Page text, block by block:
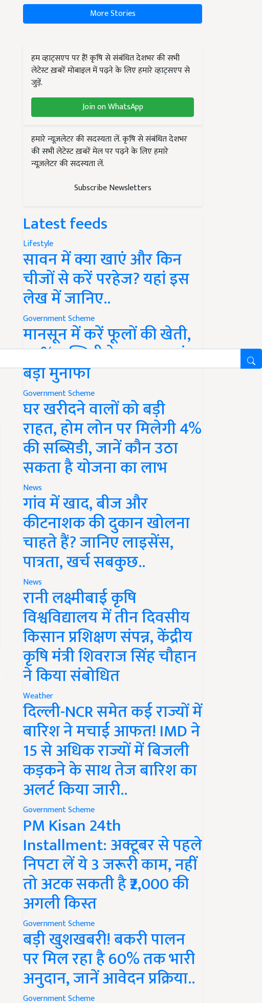
More Stories
हम व्हाट्सएप पर हैं! कृषि से संबंधित देशभर की सभी
लेटेस्ट ख़बरें मोबाइल में पढ़ने के लिए हमारे व्हाट्सएप से
जुड़ें.
Join on WhatsApp
हमारे न्यूज़लेटर की सदस्यता लें. कृषि से संबंधित देशभर
की सभी लेटेस्ट ख़बरें मेल पर पढ़ने के लिए हमारे
न्यूज़लेटर की सदस्यता लें.
Subscribe Newsletters
Latest feeds
Lifestyle
सावन में क्या खाएं और किन
चीजों से करें परहेज? यहां इस
लेख में जानिए..
Government Scheme
मानसून में करें फूलों की खेती,
50% सब्सिडी के साथ कमाएं
बड़ा मुनाफा
Government Scheme
घर खरीदने वालों को बड़ी
राहत, होम लोन पर मिलेगी 4%
की सब्सिडी, जानें कौन उठा
सकता है योजना का लाभ
News
गांव में खाद, बीज और
कीटनाशक की दुकान खोलना
चाहते हैं? जानिए लाइसेंस,
पात्रता, खर्च सबकुछ..
News
रानी लक्ष्मीबाई कृषि
विश्वविद्यालय में तीन दिवसीय
किसान प्रशिक्षण संपन्न, केंद्रीय
कृषि मंत्री शिवराज सिंह चौहान
ने किया संबोधित
Weather
दिल्ली-NCR समेत कई राज्यों में
बारिश ने मचाई आफत! IMD ने
15 से अधिक राज्यों में बिजली
कड़कने के साथ तेज बारिश का
अलर्ट किया जारी..
Government Scheme
PM Kisan 24th
Installment: अक्टूबर से पहले
निपटा लें ये 3 जरूरी काम, नहीं
तो अटक सकती है ₹2,000 की
अगली किस्त
Government Scheme
बड़ी खुशखबरी! बकरी पालन
पर मिल रहा है 60% तक भारी
अनुदान, जानें आवेदन प्रक्रिया..
Government Scheme